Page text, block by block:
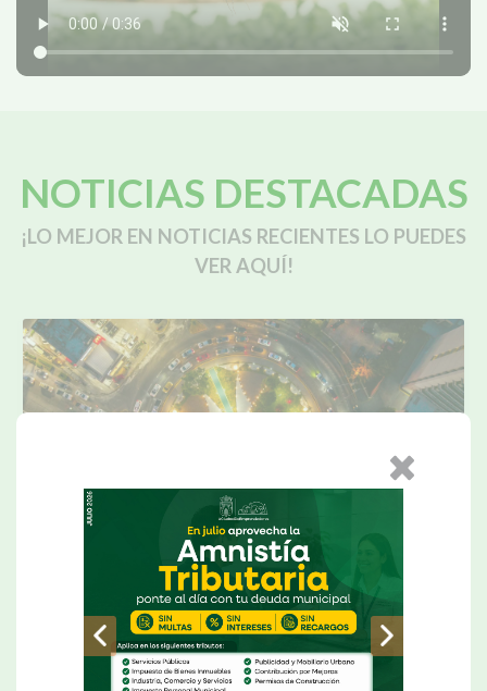
NOTICIAS DESTACADAS
¡LO MEJOR EN NOTICIAS RECIENTES LO PUEDES
VER AQUÍ!